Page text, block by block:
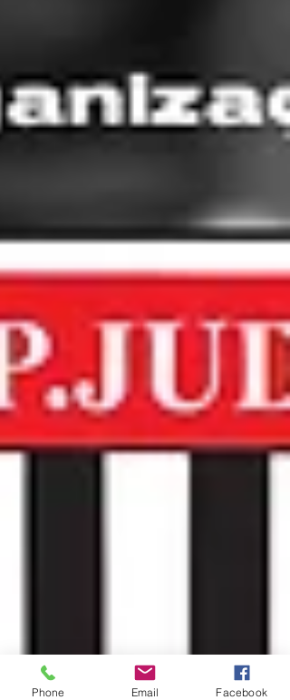
Phone Email Facebook